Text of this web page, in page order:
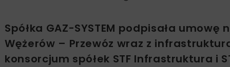
Spółka GAZ-SYSTEM podpisała
Wężerów – Przewóz wraz z
konsorcjum spółek STF Infrastruktura i